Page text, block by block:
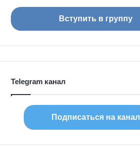
я
Вступить в группу
Telegram канал
Подписаться на канал